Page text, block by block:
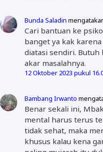
Bunda Saladin
Cari bantuan ke
banget ya kak
diatasi sendiri.
akar masalahnya.
12 Oktober 2023 pukul
Bambang Irwanto
Benar sekali ini,
mental harus terus
tidak sehat, maka
khusus kalau kena